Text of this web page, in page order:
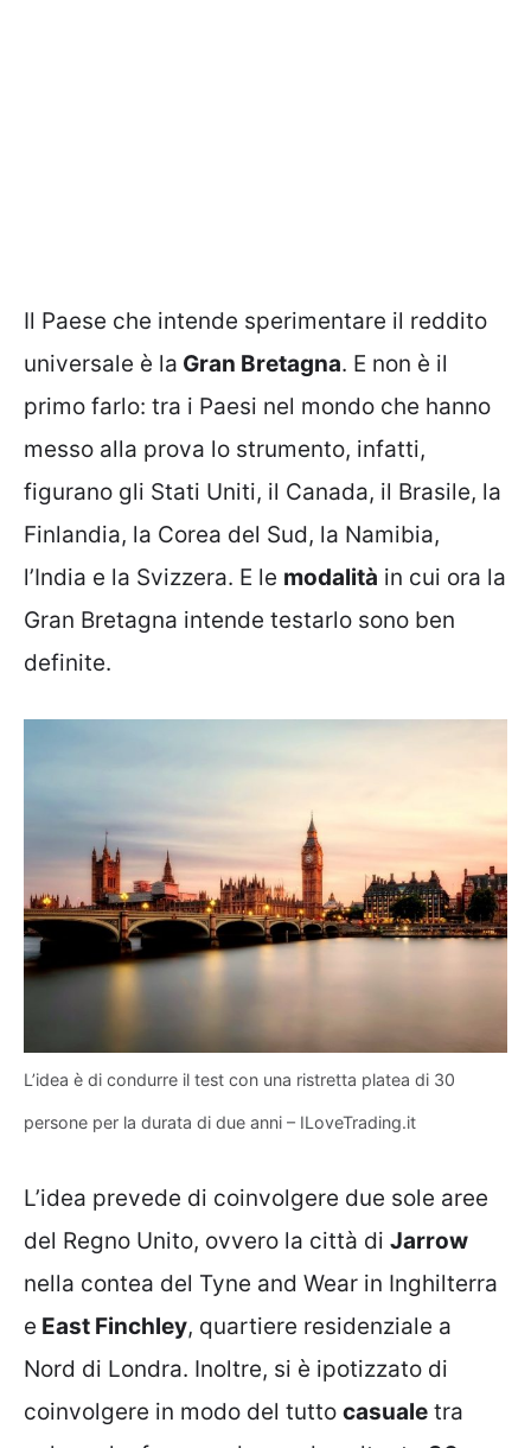
Il Paese che intende sperimentare il reddito
universale è la Gran Bretagna. E non è il
primo farlo: tra i Paesi nel mondo che hanno
messo alla prova lo strumento, infatti,
figurano gli Stati Uniti, il Canada, il Brasile, la
Finlandia, la Corea del Sud, la Namibia,
l’India e la Svizzera. E le modalità in cui ora la
Gran Bretagna intende testarlo sono ben
definite.
L’idea è di condurre il test con una ristretta platea di 30
persone per la durata di due anni – ILoveTrading.it
L’idea prevede di coinvolgere due sole aree
del Regno Unito, ovvero la città di Jarrow
nella contea del Tyne and Wear in Inghilterra
e East Finchley, quartiere residenziale a
Nord di Londra. Inoltre, si è ipotizzato di
coinvolgere in modo del tutto casuale tra